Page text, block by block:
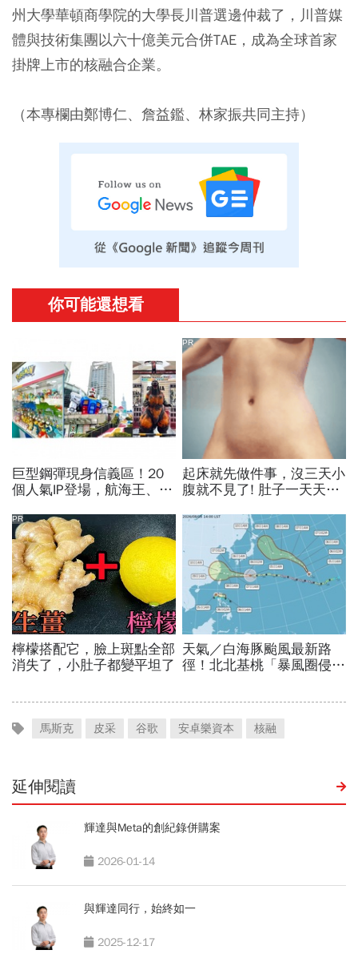
州大學華頓商學院的大學長川普選邊仲裁了，川普媒
體與技術集團以六十億美元合併TAE，成為全球首家
掛牌上市的核融合企業。
（本專欄由鄭博仁、詹益鑑、林家振共同主持）
馬斯克 皮采 谷歌 安卓樂資本 核融
延伸閱讀
輝達與Meta的創紀錄併購案
2026-01-14
與輝達同行，始終如一
2025-12-17